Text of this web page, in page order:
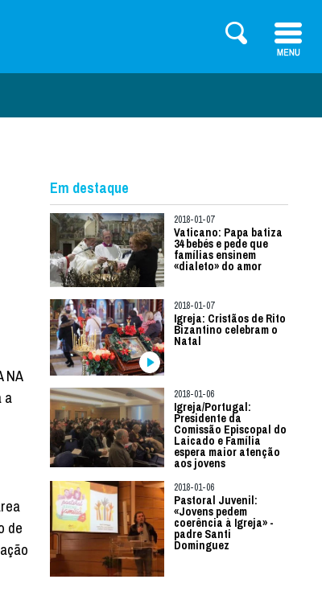
NA
a
de
Em destaque
2018-01-07
Vaticano: Papa batiza
34 bebés e pede que
famílias ensinem
«dialeto» do amor
2018-01-07
Igreja: Cristãos de Rito
Bizantino celebram o
Natal
2018-01-06
Igreja/Portugal:
Presidente da
Comissão Episcopal do
Laicado e Família
espera maior atenção
aos jovens
2018-01-06
Pastoral Juvenil:
«Jovens pedem
coerência à Igreja» -
padre Santi
Dominguez